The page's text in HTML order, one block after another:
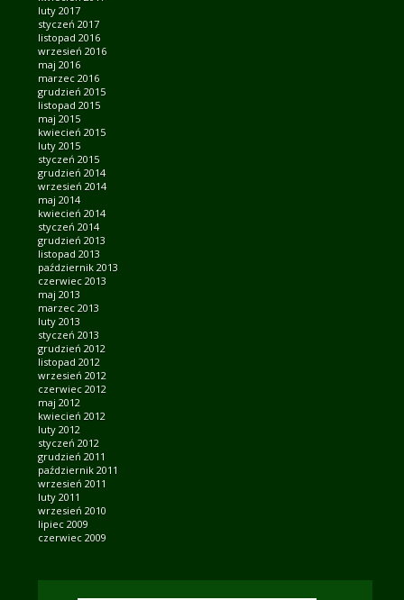
luty 2017
styczeń 2017
listopad 2016
wrzesień 2016
maj 2016
marzec 2016
grudzień 2015
listopad 2015
maj 2015
kwiecień 2015
luty 2015
styczeń 2015
grudzień 2014
wrzesień 2014
maj 2014
kwiecień 2014
styczeń 2014
grudzień 2013
listopad 2013
październik 2013
czerwiec 2013
maj 2013
marzec 2013
luty 2013
styczeń 2013
grudzień 2012
listopad 2012
wrzesień 2012
czerwiec 2012
maj 2012
kwiecień 2012
luty 2012
styczeń 2012
grudzień 2011
październik 2011
wrzesień 2011
luty 2011
wrzesień 2010
lipiec 2009
czerwiec 2009